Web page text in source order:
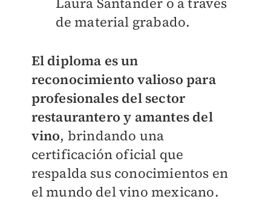
de material grabado.
El diploma es un
reconocimiento valioso para
profesionales del sector
restaurantero y amantes del
vino, brindando una
certificación oficial que
respalda sus conocimientos en
el mundo del vino mexicano.